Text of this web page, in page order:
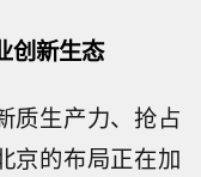
创新生态
质生产力、抢占
京的布局正在加